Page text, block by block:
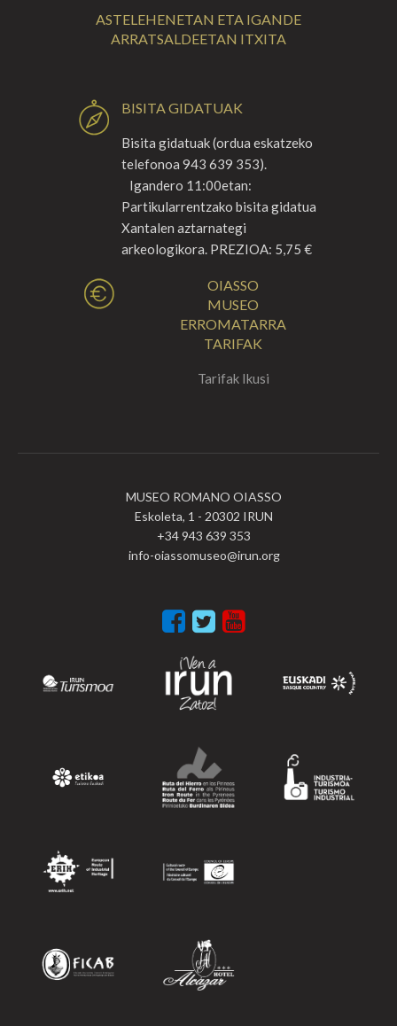
ASTELEHENETAN ETA IGANDE
ARRATSALDEETAN ITXITA
BISITA GIDATUAK
Bisita gidatuak (ordua eskatzeko
telefonoa 943 639 353).
Igandero 11:00etan:
Partikularrentzako bisita gidatua
Xantalen aztarnategi
arkeologikora. PREZIOA: 5,75 €
OIASSO
MUSEO
ERROMATARRA
TARIFAK
Tarifak Ikusi
MUSEO ROMANO OIASSO
Eskoleta, 1 - 20302 IRUN
+34 943 639 353
info-oiassomuseo@irun.org